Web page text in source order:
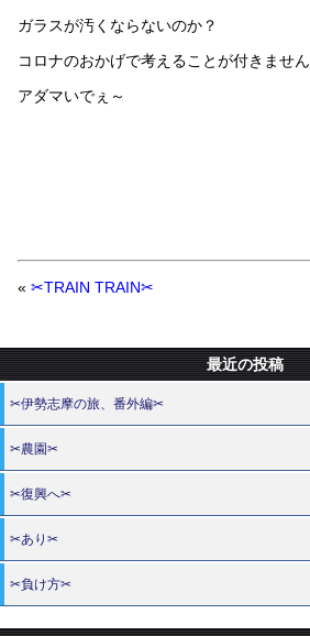
ガラスが汚くならないのか？
コロナのおかげで考えることが付きません
アダマいでぇ～
« ✂TRAIN TRAIN✂
最近の投稿
✂伊勢志摩の旅、番外編✂
✂農園✂
✂復興へ✂
✂あり✂
✂負け方✂